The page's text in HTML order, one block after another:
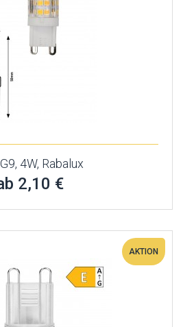
4W, Rabalux
2,10 €
AKTION